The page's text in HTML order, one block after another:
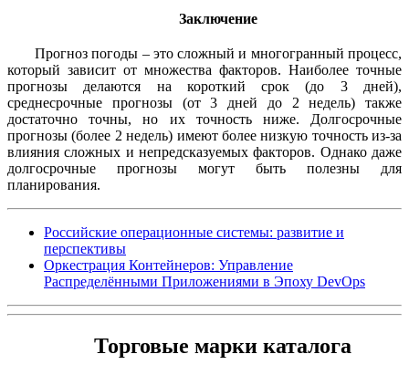
Заключение
Прогноз погоды – это сложный и многогранный процесс,
который зависит от множества факторов. Наиболее точные
прогнозы делаются на короткий срок (до 3 дней),
среднесрочные прогнозы (от 3 дней до 2 недель) также
достаточно точны, но их точность ниже. Долгосрочные
прогнозы (более 2 недель) имеют более низкую точность из-за
влияния сложных и непредсказуемых факторов. Однако даже
долгосрочные прогнозы могут быть полезны для
планирования.
Российские операционные системы: развитие и
перспективы
Оркестрация Контейнеров: Управление
Распределёнными Приложениями в Эпоху DevOps
Торговые марки каталога